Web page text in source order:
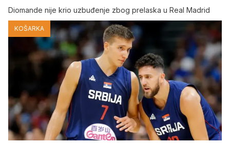
Diomande nije krio uzbuđenje zbog prelaska u Real Madrid
KOŠARKA